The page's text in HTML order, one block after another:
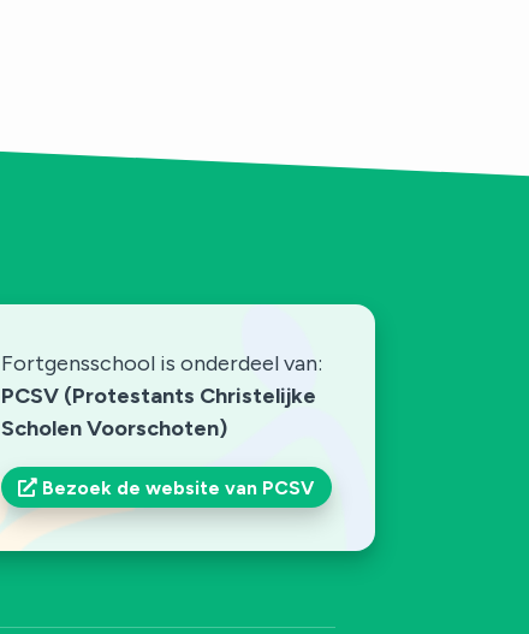
Fortgensschool is onderdeel van:
PCSV (Protestants Christelijke
Scholen Voorschoten)
Bezoek de website van PCSV